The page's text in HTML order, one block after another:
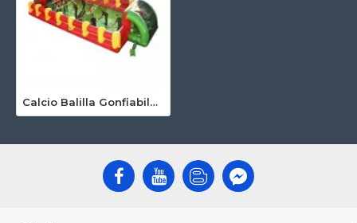
Calcio Balilla Gonfiabile Umano